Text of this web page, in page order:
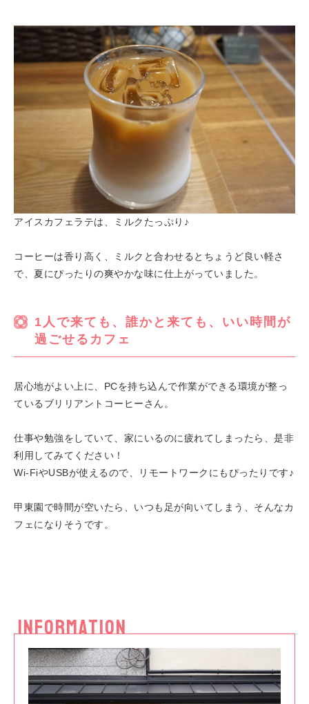
アイスカフェラテは、ミルクたっぷり♪
コーヒーは香り高く、ミルクと合わせるとちょうど良い軽さ
で、夏にぴったりの爽やかな味に仕上がっていました。
1人で来ても、誰かと来ても、いい時間が
過ごせるカフェ
居心地がよい上に、PCを持ち込んで作業ができる環境が整っ
ているブリリアントコーヒーさん。
仕事や勉強をしていて、家にいるのに疲れてしまったら、是非
利用してみてください！
Wi-FiやUSBが使えるので、リモートワークにもぴったりです♪
甲東園で時間が空いたら、いつも足が向いてしまう、そんなカ
フェになりそうです。
INFORMATION